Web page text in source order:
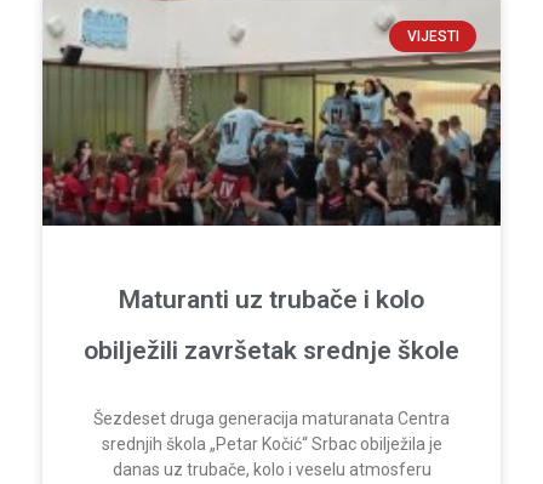
VIJESTI
Maturanti uz trubače i kolo
obilježili završetak srednje škole
Šezdeset druga generacija maturanata Centra
srednjih škola „Petar Kočić“ Srbac obilježila je
danas uz trubače, kolo i veselu atmosferu